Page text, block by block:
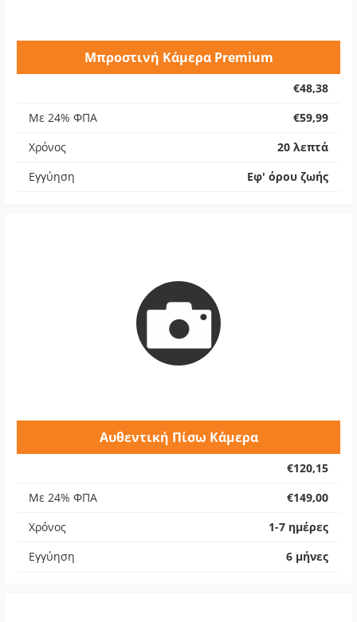
Μπροστινή Κάμερα Premium
€48,38
Με 24% ΦΠΑ
€59,99
Χρόνος
20 λεπτά
Εγγύηση
Εφ' όρου ζωής
Αυθεντική Πίσω Κάμερα
€120,15
Με 24% ΦΠΑ
€149,00
Χρόνος
1-7 ημέρες
Εγγύηση
6 μήνες